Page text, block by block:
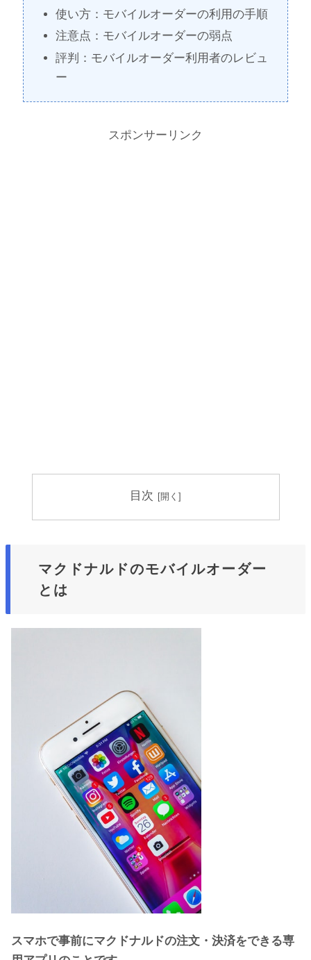
使い方：モバイルオーダーの利用の手順
注意点：モバイルオーダーの弱点
評判：モバイルオーダー利用者のレビュ
ー
スポンサーリンク
目次
マクドナルドのモバイルオーダー
とは
スマホで事前にマクドナルドの注文・決済をできる専